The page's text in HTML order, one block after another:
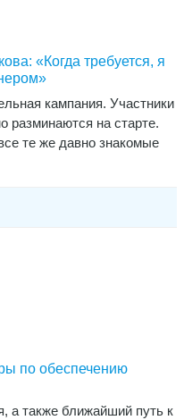
«Когда требуется, я
кампания. Участники
разминаются на старте.
те же давно знакомые
по обеспечению
а также ближайший путь к